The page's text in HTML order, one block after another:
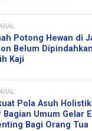
Potong Hewan di
Belum
Kaji
Pola Asuh
Bagian Umum Gelar
Bagi Orang Tua